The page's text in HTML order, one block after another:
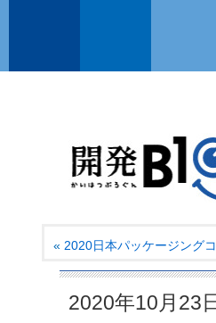
« 2020日本パッケージング
2020年10月23